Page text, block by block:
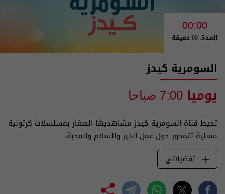
00:00
المدة: 60 دقيقة
السومرية كيدز
يوميا 7:00 صباحا
تحيط قناة السومرية كيدز مشاهديها الصغار بمسلسلات كرتونية
مسلية تتمحور حول عمل الخير والسلام والمحبة.
تفضيلاتي